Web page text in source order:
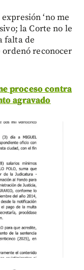
‘no me
la Corte no le
falta de
reconocer
proceso contra
agravado